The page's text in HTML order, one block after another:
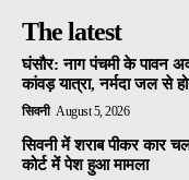
The latest
घंसौर: नाग पंचमी के पावन
कांवड़ यात्रा, नर्मदा जल से
सिवनी August 5, 2026
सिवनी में शराब पीकर कार
कोर्ट में पेश हुआ मामला